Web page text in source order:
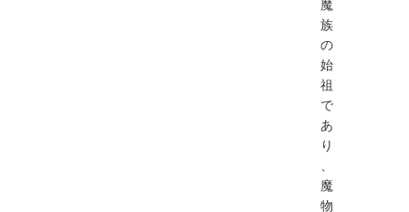
魔
族
の
始
祖
で
あ
り
、
魔
物